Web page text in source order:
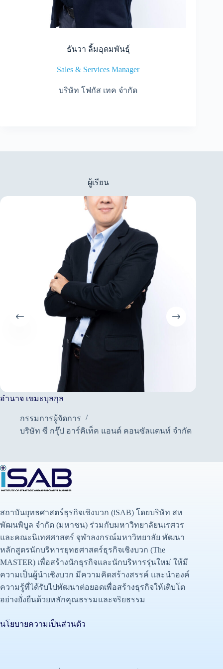
ธันวา ลิ้มอุดมพันธุ์
Sales & Services Manager
บริษัท โฟกัส เทค จำกัด
ผู้เรียน
อำนาจ เขมะบุลกุล
กรรมการผู้จัดการ
บริษัท ซี กรุ๊ป อาร์คิเท็ค แอนด์ คอนซัลแตนท์ จำกัด
สถาบันยุทธศาสตร์ธุรกิจเชิงบวก (iSAB) โดยบริษัท สห
พัฒนพิบูล จำกัด (มหาชน) ร่วมกับมหาวิทยาลัยนเรศวร
และคณะนิเทศศาสตร์ จุฬาลงกรณ์มหาวิทยาลัย พัฒนา
หลักสูตรนักบริหารยุทธศาสตร์ธุรกิจเชิงบวก (The
MASTER) เพื่อสร้างนักธุรกิจและนักบริหารรุ่นใหม่ ให้มี
ความเป็นผู้นำเชิงบวก มีความคิดสร้างสรรค์ และนำองค์
ความรู้ที่ได้รับไปพัฒนาต่อยอดเพื่อสร้างธุรกิจให้เติบโต
อย่างยั่งยืนด้วยหลักคุณธรรมและจริยธรรม
นโยบายความเป็นส่วนตัว